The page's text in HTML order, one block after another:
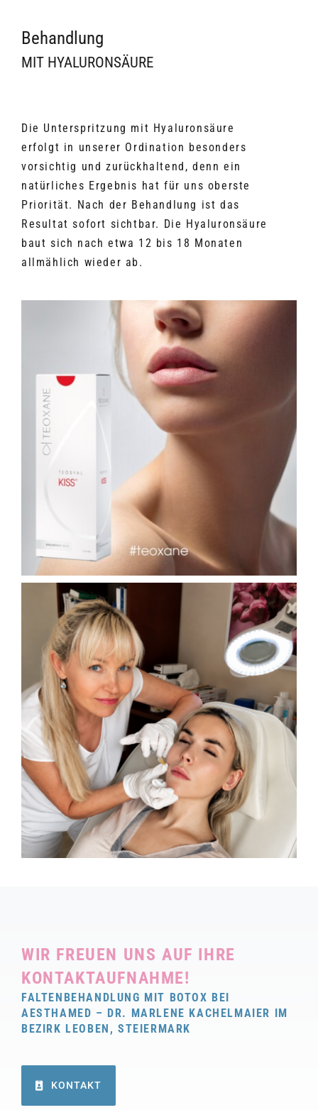
Behandlung
MIT HYALURONSÄURE
Die Unterspritzung mit Hyaluronsäure
erfolgt in unserer Ordination besonders
vorsichtig und zurückhaltend, denn ein
natürliches Ergebnis hat für uns oberste
Priorität. Nach der Behandlung ist das
Resultat sofort sichtbar. Die Hyaluronsäure
baut sich nach etwa 12 bis 18 Monaten
allmählich wieder ab.
WIR FREUEN UNS AUF IHRE
KONTAKTAUFNAHME!
FALTENBEHANDLUNG MIT BOTOX BEI
AESTHAMED – DR. MARLENE KACHELMAIER IM
BEZIRK LEOBEN, STEIERMARK
KONTAKT